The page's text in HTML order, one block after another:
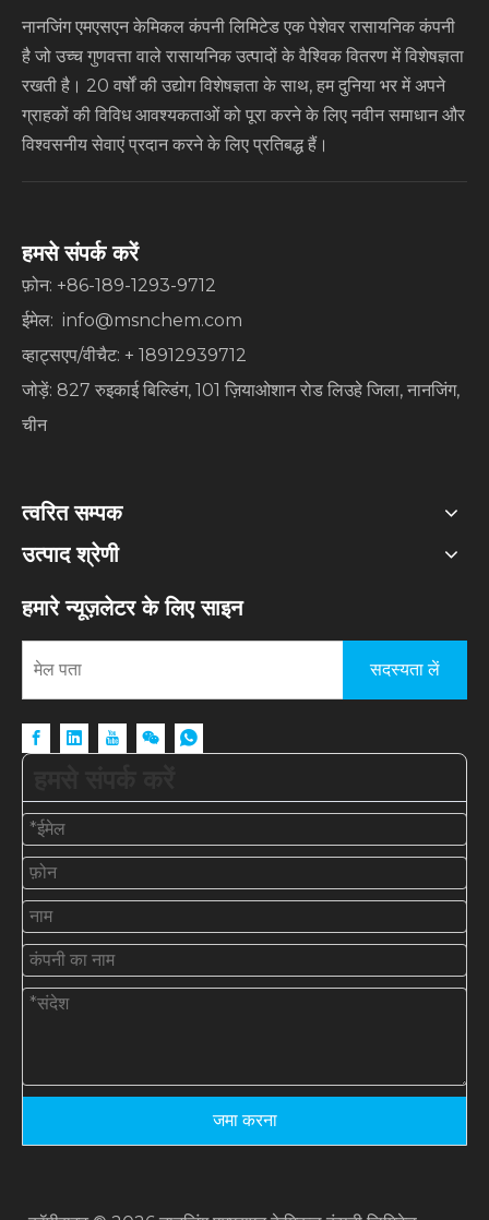
नानजिंग एमएसएन केमिकल कंपनी लिमिटेड एक पेशेवर रासायनिक कंपनी
है जो उच्च गुणवत्ता वाले रासायनिक उत्पादों के वैश्विक वितरण में विशेषज्ञता
रखती है। 20 वर्षों की उद्योग विशेषज्ञता के साथ, हम दुनिया भर में अपने
ग्राहकों की विविध आवश्यकताओं को पूरा करने के लिए नवीन समाधान और
विश्वसनीय सेवाएं प्रदान करने के लिए प्रतिबद्ध हैं।
हमसे संपर्क करें
फ़ोन: +86-189-1293-9712
​​ईमेल: info@msnchem.com
व्हाट्सएप/वीचैट: + 18912939712
जोड़ें: 827 रुइकाई बिल्डिंग, 101 ज़ियाओशान रोड लिउहे जिला, नानजिंग,
चीन
त्वरित सम्पक
उत्पाद श्रेणी
हमारे न्यूज़लेटर के लिए साइन
सदस्यता लें
जमा करना